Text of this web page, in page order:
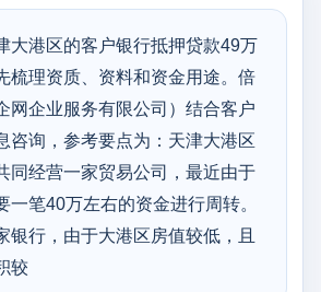
大港区的客户银行抵押贷款49万
梳理资质、资料和资金用途。倍
网企业服务有限公司）结合客户
咨询，参考要点为：天津大港区
同经营一家贸易公司，最近由于
一笔40万左右的资金进行周转。
银行，由于大港区房值较低，且
较